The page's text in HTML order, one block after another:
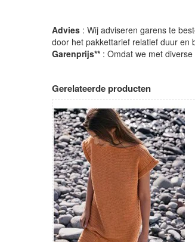
Advies : Wij adviseren garens te
door het pakkettarief relatief duur en
Garenprijs** : Omdat we met
Gerelateerde producten